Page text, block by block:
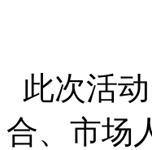
此次活
合、市场